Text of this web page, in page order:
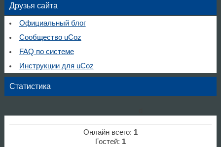
Друзья сайта
Официальный блог
Сообщество uCoz
FAQ по системе
Инструкции для uCoz
Статистика
Онлайн всего: 1
Гостей: 1